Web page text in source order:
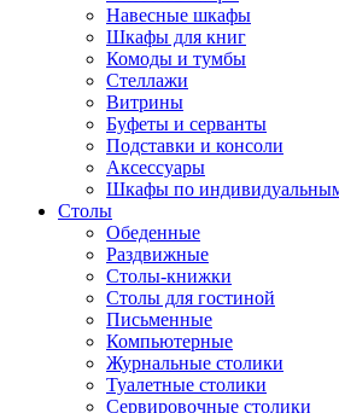
Навесные шкафы
Шкафы для книг
Комоды и тумбы
Стеллажи
Витрины
Буфеты и серванты
Подставки и консоли
Аксессуары
Шкафы по
Столы
Обеденные
Раздвижные
Столы-книжки
Столы для гостиной
Письменные
Компьютерные
Журнальные столики
Туалетные столики
Сервировочные столики